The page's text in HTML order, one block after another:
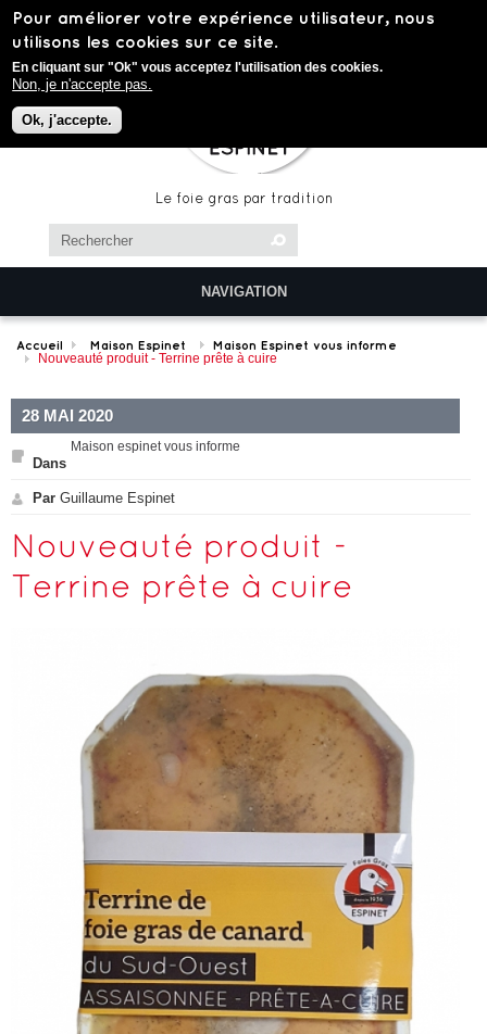
Pour améliorer votre expérience utilisateur, nous
utilisons les cookies sur ce site.
En cliquant sur "Ok" vous acceptez l'utilisation des cookies.
Non, je n'accepte pas.
Ok, j'accepte.
Aller au contenu principal
Le foie gras par tradition
Formulaire de recherche
Chercher dans ce site
NAVIGATION
Accueil Maison Espinet Maison Espinet vous informe
Nouveauté produit - Terrine prête à cuire
28 MAI 2020
Dans
Maison espinet vous informe
Par Guillaume Espinet
Nouveauté produit -
Terrine prête à cuire